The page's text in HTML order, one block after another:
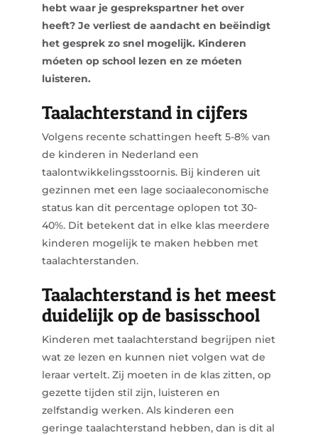
hebt waar je gesprekspartner het over
heeft? Je verliest de aandacht en beëindigt
het gesprek zo snel mogelijk. Kinderen
móeten op school lezen en ze móeten
luisteren.
Taalachterstand in cijfers
Volgens recente schattingen heeft 5-8% van
de kinderen in Nederland een
taalontwikkelingsstoornis. Bij kinderen uit
gezinnen met een lage sociaaleconomische
status kan dit percentage oplopen tot 30-
40%. Dit betekent dat in elke klas meerdere
kinderen mogelijk te maken hebben met
taalachterstanden.
Taalachterstand is het meest
duidelijk op de basisschool
Kinderen met taalachterstand begrijpen niet
wat ze lezen en kunnen niet volgen wat de
leraar vertelt. Zij moeten in de klas zitten, op
gezette tijden stil zijn, luisteren en
zelfstandig werken. Als kinderen een
geringe taalachterstand hebben, dan is dit al